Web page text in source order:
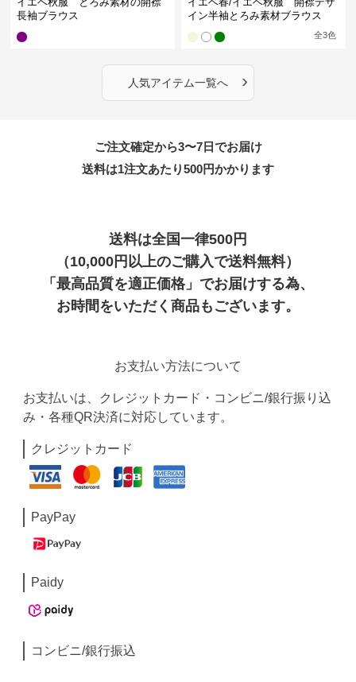
長袖ブラウス
イン半袖とろみ素材ブラウス
全3色
人気アイテム一覧へ ›
ご注文確定から3〜7日でお届け
送料は1注文あたり500円かかります
送料は全国一律500円
（10,000円以上のご購入で送料無料）
「最高品質を適正価格」でお届けする為、
お時間をいただく商品もございます。
お支払い方法について
お支払いは、クレジットカード・コンビニ/銀行振り込
み・各種QR決済に対応しています。
クレジットカード
PayPay
Paidy
コンビニ/銀行振込